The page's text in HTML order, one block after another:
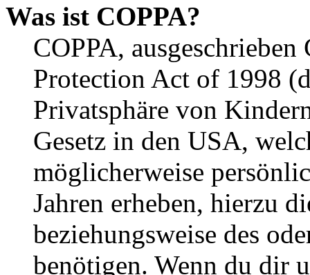
Was ist COPPA?
COPPA,
Protection Act of 1998
Privatsphäre von
Gesetz in den USA,
möglicherweise
Jahren erheben, hierzu
beziehungsweise des
benötigen. Wenn du dir